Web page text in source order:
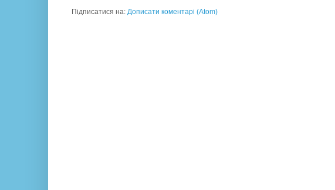
Підписатися на: Дописати коментарі (Atom)